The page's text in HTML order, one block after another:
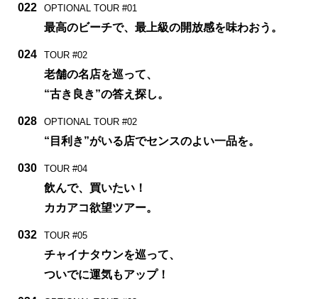
022 OPTIONAL TOUR #01
最高のビーチで、最上級の開放感を味わおう。
024 TOUR #02
老舗の名店を巡って、
“古き良き”の答え探し。
028 OPTIONAL TOUR #02
“目利き”がいる店でセンスのよい一品を。
030 TOUR #04
飲んで、買いたい！
カカアコ欲望ツアー。
032 TOUR #05
チャイナタウンを巡って、
ついでに運気もアップ！